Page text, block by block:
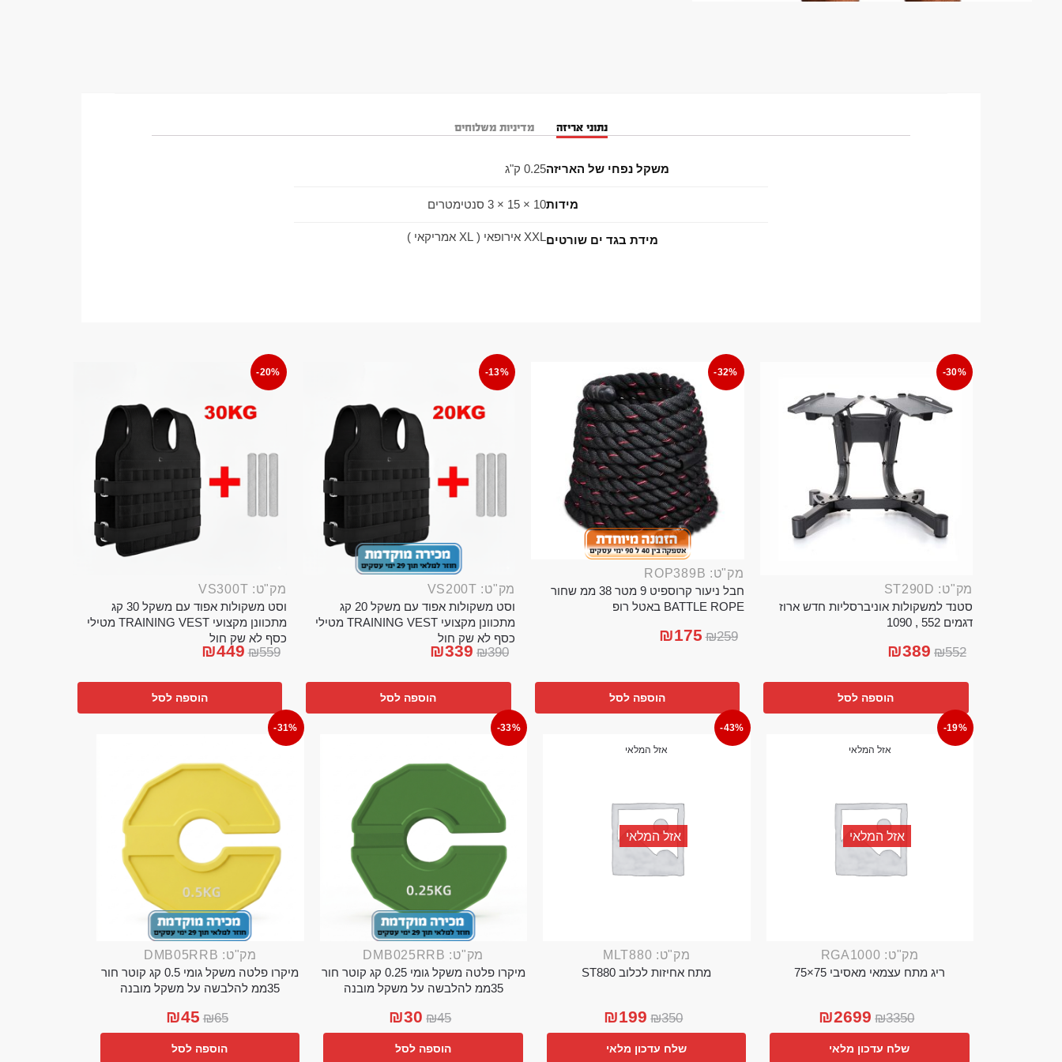
נתוני אריזה מדיניות משלוחים
משקל נפחי של האריזה0.25 ק"ג
מידות10 × 15 × 3 סנטימטרים
מידת בגד ים שורטיםXXL אירופאי ( XL אמריקאי )
-30%
מק"ט: ST290D
סטנד למשקולות אוניברסליות חדש ארוז
דגמים 552 , 1090
₪552
₪389
הוספה לסל
-32%
מק"ט: ROP389B
חבל ניעור קרוספיט 9 מטר 38 ממ שחור
BATTLE ROPE באטל רופ
₪259
₪175
הוספה לסל
-13%
מק"ט: VS200T
וסט משקולות אפוד עם משקל 20 קג
מתכוונן מקצועי TRAINING VEST מטילי
כסף לא שק חול
₪390
₪339
הוספה לסל
-20%
מק"ט: VS300T
וסט משקולות אפוד עם משקל 30 קג
מתכוונן מקצועי TRAINING VEST מטילי
כסף לא שק חול
₪559
₪449
הוספה לסל
-19%
אזל המלאי
אזל המלאי
מק"ט: RGA1000
ריג מתח עצמאי מאסיבי 75×75
₪3350
₪2699
שלח עדכון מלאי
-43%
אזל המלאי
אזל המלאי
מק"ט: MLT880
מתח אחיזות לכלוב ST880
₪350
₪199
שלח עדכון מלאי
-33%
מק"ט: DMB025RRB
מיקרו פלטה משקל גומי 0.25 קג קוטר חור
35ממ להלבשה על משקל מובנה
₪45
₪30
הוספה לסל
-31%
מק"ט: DMB05RRB
מיקרו פלטה משקל גומי 0.5 קג קוטר חור
35ממ להלבשה על משקל מובנה
₪65
₪45
הוספה לסל